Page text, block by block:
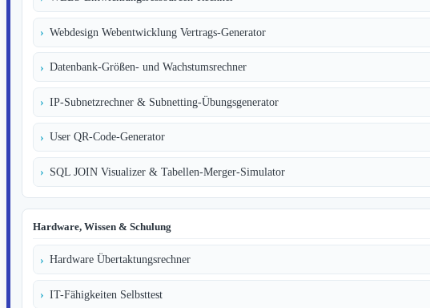
Webdesign Webentwicklung Vertrags-Generator
Datenbank-Größen- und Wachstumsrechner
IP-Subnetzrechner & Subnetting-Übungsgenerator
User QR-Code-Generator
SQL JOIN Visualizer & Tabellen-Merger-Simulator
Hardware, Wissen & Schulung
Hardware Übertaktungsrechner
IT-Fähigkeiten Selbsttest